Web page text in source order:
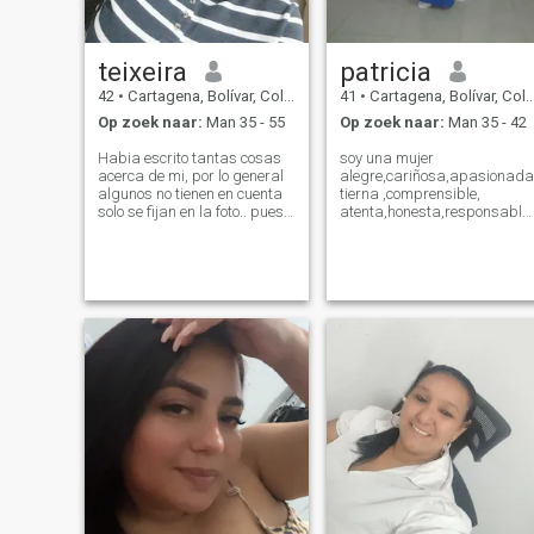
teixeira
42 • Cartagena, Bolívar, Colombia
Op zoek naar: Man 35 - 55
Habia escrito tantas cosas
acerca de mi, por lo general
algunos no tienen en cuenta
solo se fijan en la foto.. pues
conclusiones si te conviene en
tu vida
patricia
41 • Cartagena, Bolívar, Colombia
Op zoek naar: Man 35 - 42
soy una mujer
tierna ,comprensible,
,detallista Difícil describirse
uno mismo... Tengo